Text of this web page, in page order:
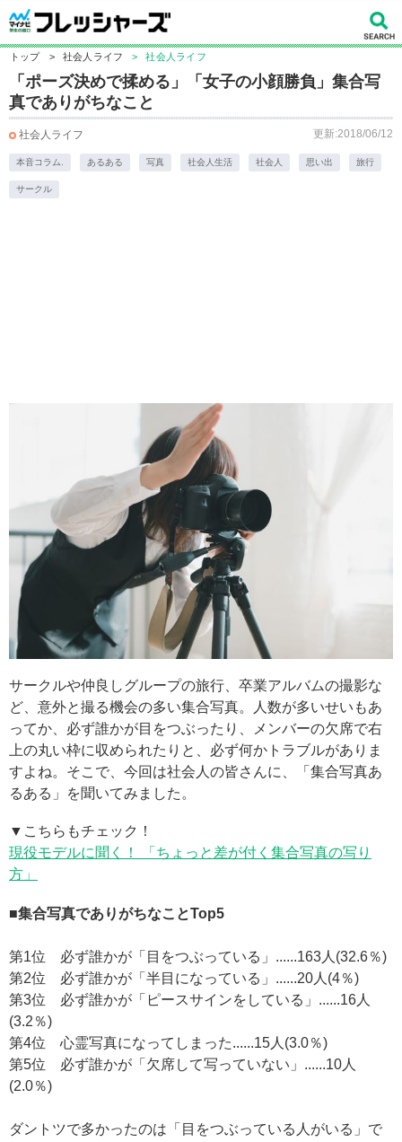
トップ > 社会人ライフ > 社会人ライフ
「ポーズ決めで揉める」「女子の小顔勝負」集合写
真でありがちなこと
社会人ライフ 更新:2018/06/12
本音コラム. あるある 写真 社会人生活 社会人 思い出 旅行
サークル
サークルや仲良しグループの旅行、卒業アルバムの撮影な
ど、意外と撮る機会の多い集合写真。人数が多いせいもあ
ってか、必ず誰かが目をつぶったり、メンバーの欠席で右
上の丸い枠に収められたりと、必ず何かトラブルがありま
すよね。そこで、今回は社会人の皆さんに、「集合写真あ
るある」を聞いてみました。
▼こちらもチェック！
現役モデルに聞く！ 「ちょっと差が付く集合写真の写り
方」
■集合写真でありがちなことTop5
第1位 必ず誰かが「目をつぶっている」......163人(32.6％)
第2位 必ず誰かが「半目になっている」......20人(4％)
第3位 必ず誰かが「ピースサインをしている」......16人
(3.2％)
第4位 心霊写真になってしまった......15人(3.0％)
第5位 必ず誰かが「欠席して写っていない」......10人
(2.0％)
ダントツで多かったのは「目をつぶっている人がいる」で